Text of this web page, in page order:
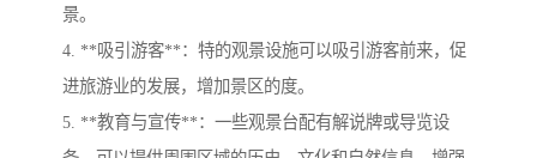
景。
4. **吸引游客**：特的观景设施可以吸引游客前来，促
进旅游业的发展，增加景区的度。
5. **教育与宣传**：一些观景台配有解说牌或导览设